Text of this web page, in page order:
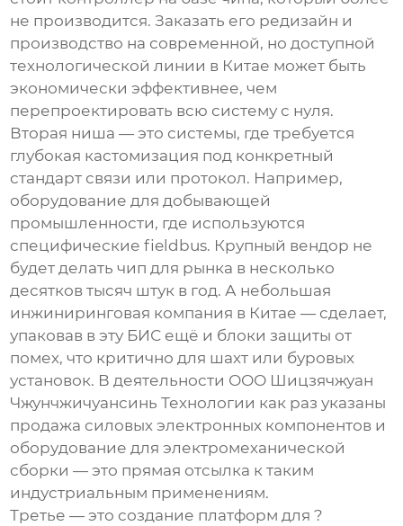
не производится. Заказать его редизайн и
производство на современной, но доступной
технологической линии в Китае может быть
экономически эффективнее, чем
перепроектировать всю систему с нуля.
Вторая ниша — это системы, где требуется
глубокая кастомизация под конкретный
стандарт связи или протокол. Например,
оборудование для добывающей
промышленности, где используются
специфические fieldbus. Крупный вендор не
будет делать чип для рынка в несколько
десятков тысяч штук в год. А небольшая
инжиниринговая компания в Китае — сделает,
упаковав в эту БИС ещё и блоки защиты от
помех, что критично для шахт или буровых
установок. В деятельности ООО Шицзячжуан
Чжунчжичуансинь Технологии как раз указаны
продажа силовых электронных компонентов и
оборудование для электромеханической
сборки — это прямая отсылка к таким
индустриальным применениям.
Третье — это создание платформ для ?